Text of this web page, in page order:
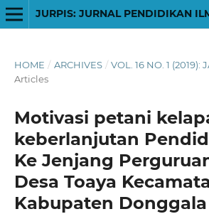
JURPIS: JURNAL PENDIDIKAN
HOME / ARCHIVES / VOL. 16 NO. 1 (2019):
Articles
Motivasi petani
keberlanjutan
Ke Jenjang
Desa Toaya
Kabupaten Donggala